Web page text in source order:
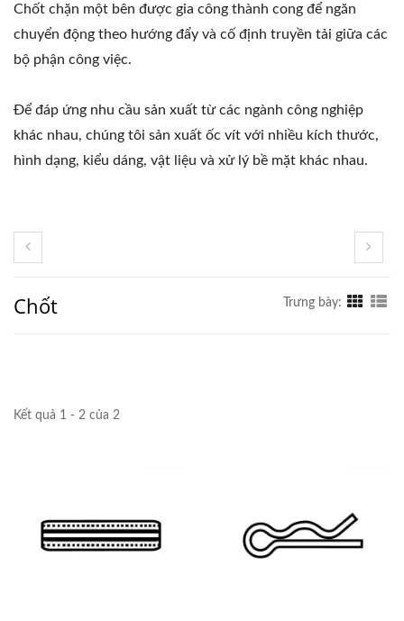
Chốt chặn một bên được gia công thành cong để ngăn
chuyển động theo hướng đẩy và cố định truyền tải giữa các
bộ phận công việc.
Để đáp ứng nhu cầu sản xuất từ các ngành công nghiệp
khác nhau, chúng tôi sản xuất ốc vít với nhiều kích thước,
hình dạng, kiểu dáng, vật liệu và xử lý bề mặt khác nhau.
Chốt Trưng bày:
Kết quả 1 - 2 của 2